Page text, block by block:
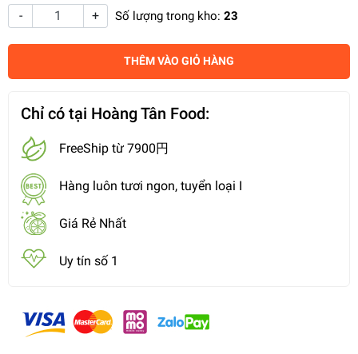
- + Số lượng trong kho: 23
THÊM VÀO GIỎ HÀNG
Chỉ có tại Hoàng Tân Food:
FreeShip từ 7900円
Hàng luôn tươi ngon, tuyển loại I
Giá Rẻ Nhất
Uy tín số 1